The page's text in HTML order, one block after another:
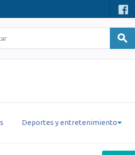
Deportes y entretenimiento